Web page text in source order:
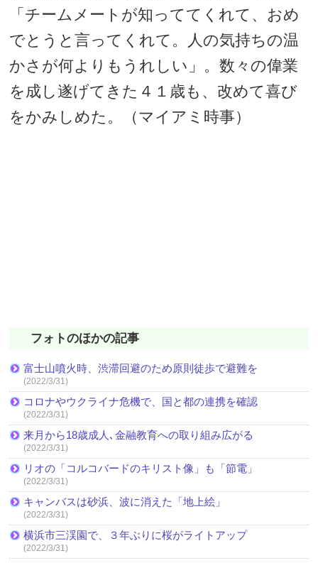
「チームメートが知っててくれて、おめ
でとうと言ってくれて。人の気持ちの温
かさが何よりもうれしい」。数々の偉業
を成し遂げてきた４１歳も、改めて喜び
をかみしめた。（マイアミ時事）
フォトのほかの記事
富士山噴火時、渋滞回避のため原則徒歩で避難を
(2022/3/31)
コロナやウクライナ危機で、国と都の連携を確認
(2022/3/31)
来月から18歳成人､金融教育への取り組み広がる
(2022/3/31)
リオの「コルコバードのキリスト像」も「節電」
(2022/3/31)
キャンバスは砂浜、波に消えた「地上絵」
(2022/3/31)
横浜市三渓園で、３年ぶりに桜がライトアップ
(2022/3/31)